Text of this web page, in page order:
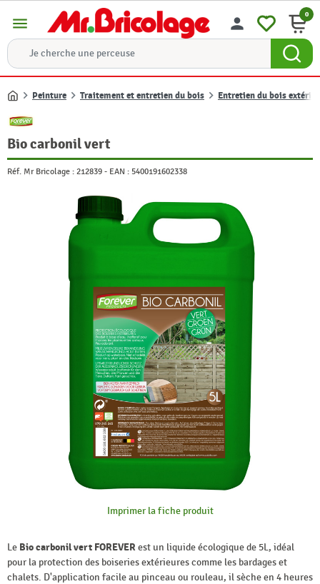
menu person 0
Accueil
Peinture Traitement et entretien du bois Entretien du bois
Bio carbonil vert
Réf. Mr Bricolage : 212839 - EAN : 5400191602338
Imprimer la fiche produit
Le Bio carbonil vert FOREVERest un liquide écologique de 5L, idéal
pour la protection des boiseries extérieures comme les bardages et
chalets. D'application facile au pinceau ou rouleau, il sèche en 4 heures